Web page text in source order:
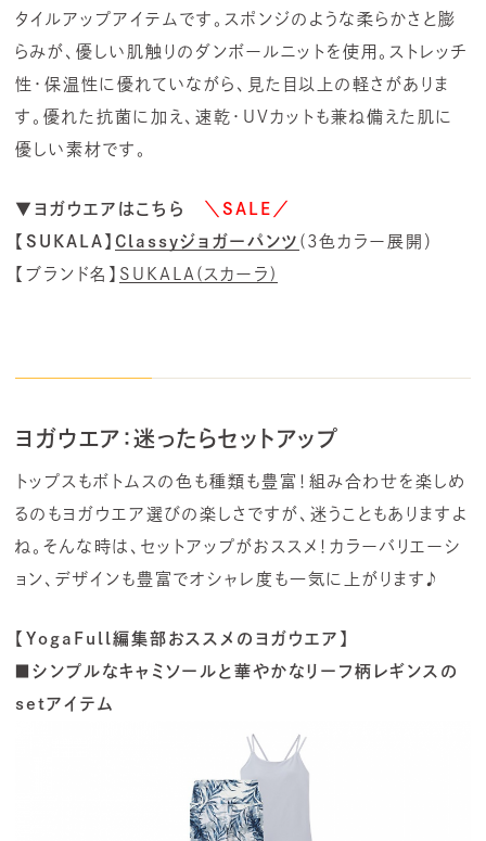
タイルアップアイテムです。スポンジのような柔らかさと膨
らみが、優しい肌触りのダンボールニットを使用。ストレッチ
性・保温性に優れていながら、見た目以上の軽さがありま
す。優れた抗菌に加え、速乾・UVカットも兼ね備えた肌に
優しい素材です。
▼ヨガウエアはこちら
＼SALE／
【SUKALA】 Classyジョガーパンツ (3色カラー展開）
【ブランド名】 SUKALA(スカーラ)
ヨガウエア：迷ったらセットアップ
トップスもボトムスの色も種類も豊富！組み合わせを楽しめ
るのもヨガウエア選びの楽しさですが、迷うこともありますよ
ね。そんな時は、セットアップがおススメ！カラーバリエーシ
ョン、デザインも豊富でオシャレ度も一気に上がります♪
【YogaFull編集部おススメのヨガウエア】
■シンプルなキャミソールと華やかなリーフ柄レギンスの
setアイテム